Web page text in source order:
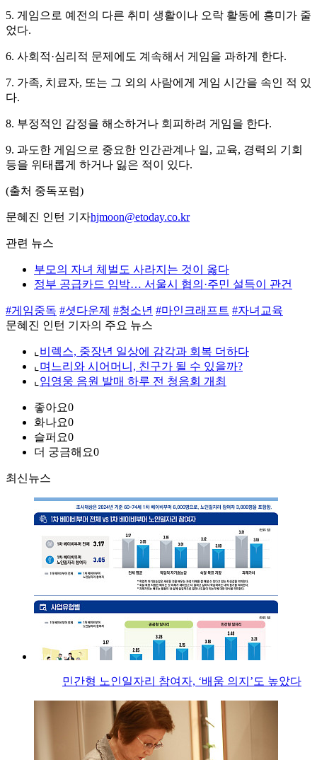
5. 게임으로 예전의 다른 취미 생활이나 오락 활동에 흥미가 줄
었다.
6. 사회적·심리적 문제에도 계속해서 게임을 과하게 한다.
7. 가족, 치료자, 또는 그 외의 사람에게 게임 시간을 속인 적 있
다.
8. 부정적인 감정을 해소하거나 회피하려 게임을 한다.
9. 과도한 게임으로 중요한 인간관계나 일, 교육, 경력의 기회
등을 위태롭게 하거나 잃은 적이 있다.
(출처 중독포럼)
문혜진 인턴 기자hjmoon@etoday.co.kr
관련 뉴스
부모의 자녀 체벌도 사라지는 것이 옳다
정부 공급카드 임박… 서울시 협의·주민 설득이 관건
#게임중독 #셧다운제 #청소년 #마인크래프트 #자녀교육
문혜진 인턴 기자의 주요 뉴스
⌞ 비렉스, 중장년 일상에 감각과 회복 더하다
⌞ 며느리와 시어머니, 친구가 될 수 있을까?
⌞ 임영웅 음원 발매 하루 전 청음회 개최
좋아요0
화나요0
슬퍼요0
더 궁금해요0
최신뉴스
민간형 노인일자리 참여자, ‘배움 의지’도 높았다